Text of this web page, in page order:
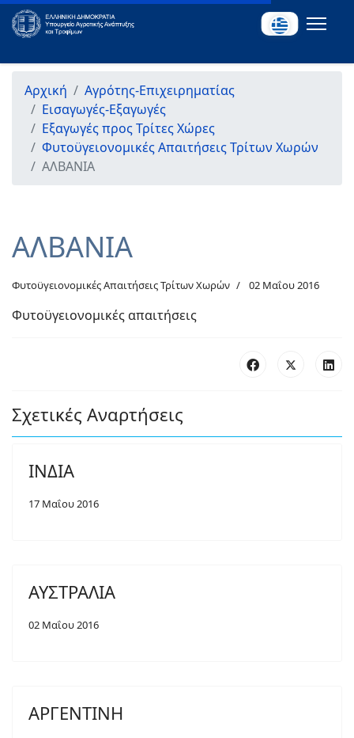
Αρχική
Αγρότης-Επιχειρηματίας
Εισαγωγές-Εξαγωγές
Εξαγωγές προς Τρίτες Χώρες
Φυτοϋγειονομικές Απαιτήσεις Τρίτων Χωρών
ΑΛΒΑΝΙΑ
ΑΛΒΑΝΙΑ
Φυτοϋγειονομικές Απαιτήσεις Τρίτων Χωρών 02 Μαΐου 2016
Φυτοϋγειονομικές απαιτήσεις
Σχετικές Αναρτήσεις
ΙΝΔΙΑ
17 Μαΐου 2016
ΑΥΣΤΡΑΛΙΑ
02 Μαΐου 2016
ΑΡΓΕΝΤΙΝΗ